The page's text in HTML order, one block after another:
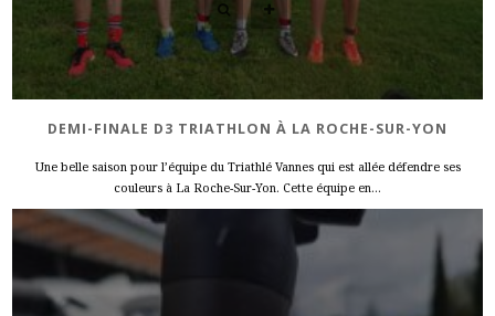
DEMI-FINALE D3 TRIATHLON À LA ROCHE-SUR-YON
Une belle saison pour l’équipe du Triathlé Vannes qui est allée défendre ses
couleurs à La Roche-Sur-Yon. Cette équipe en...